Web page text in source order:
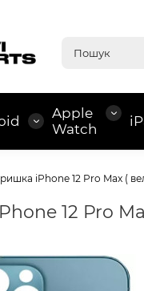
Apple
Watch
iPhone 12 Pro Max (
12 Pro